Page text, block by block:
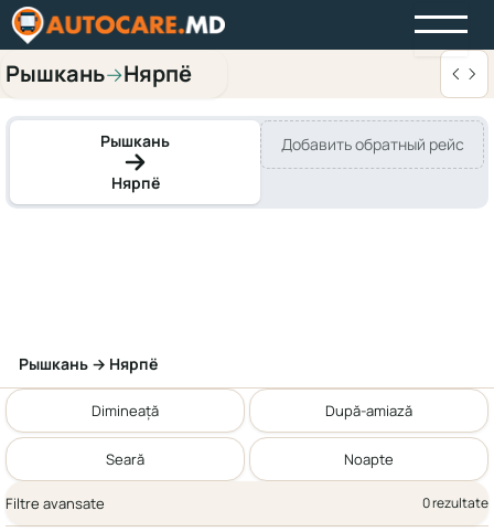
Рышкань→Нярпё
Рышкань
Нярпё
Добавить обратный рейс
Рышкань → Нярпё
Dimineață După-amiază
Seară Noapte
Filtre avansate 0 rezultate